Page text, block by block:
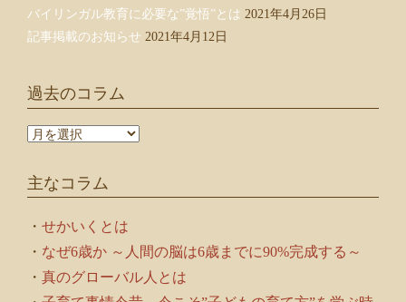
バイリンガル教育に必要な”覚悟”とは 2021年4月26日
記事掲載のお知らせ 2021年4月12日
過去のコラム
過
コ
ム
主なコラム
・ せかいくとは
・ なぜ6歳か ～人間の脳は6歳までに90%完成する～
・ 真のグローバル人とは